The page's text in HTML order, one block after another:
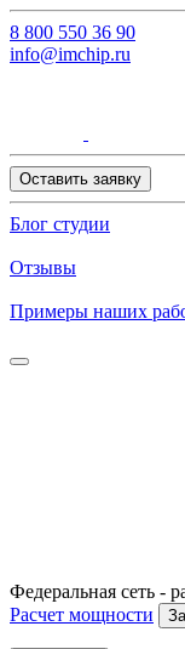
8 800 550 36 90
info@imchip.ru
Оставить заявку
Блог студии
Отзывы
Примеры наших
Федеральная сеть -
Расчет мощности